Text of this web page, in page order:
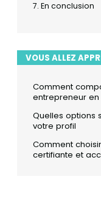
En conclusion
VOUS ALLEZ
Comment
entrepreneur en
Quelles options
votre profil
Comment
certifiante et